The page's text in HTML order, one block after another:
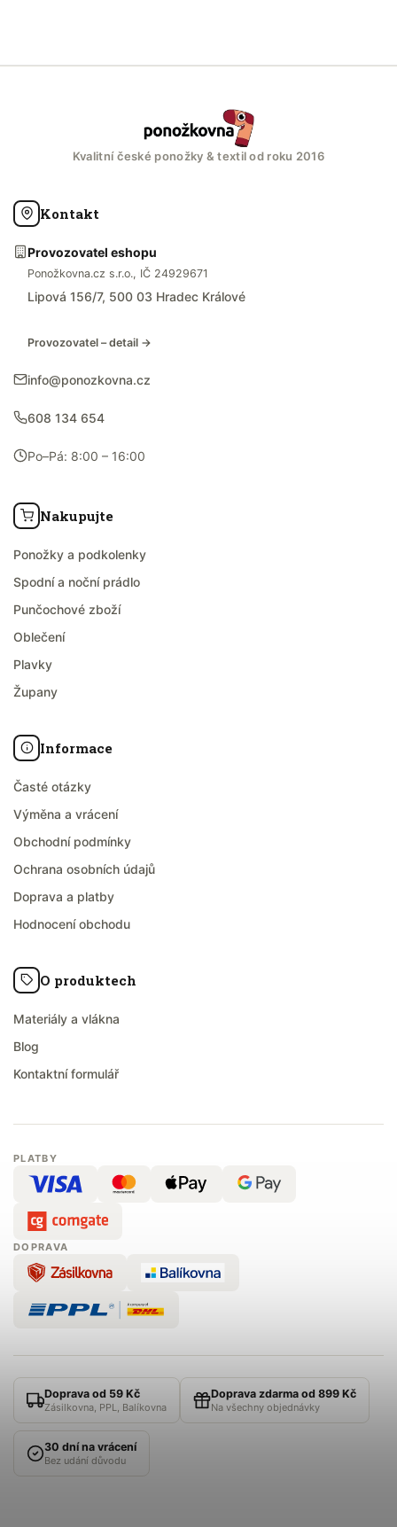
Kvalitní české ponožky & textil od roku 2016
Kontakt
Provozovatel eshopu
Ponožkovna.cz s.r.o., IČ 24929671
Lipová 156/7, 500 03 Hradec Králové
Provozovatel – detail →
info@ponozkovna.cz
608 134 654
Po–Pá: 8:00 – 16:00
Nakupujte
Ponožky a podkolenky
Spodní a noční prádlo
Punčochové zboží
Oblečení
Plavky
Župany
Informace
Časté otázky
Výměna a vrácení
Obchodní podmínky
Ochrana osobních údajů
Doprava a platby
Hodnocení obchodu
O produktech
Materiály a vlákna
Blog
Kontaktní formulář
PLATBY
DOPRAVA
Doprava od 59 Kč
Zásilkovna, PPL, Balíkovna
Doprava zdarma od 899 Kč
Na všechny objednávky
30 dní na vrácení
Bez udání důvodu